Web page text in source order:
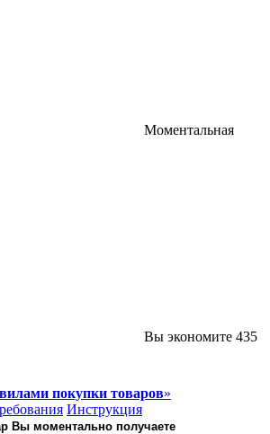
Моментальная
Вы экономите 435
покупки товаров»
Инструкция
Вы моментально получаете